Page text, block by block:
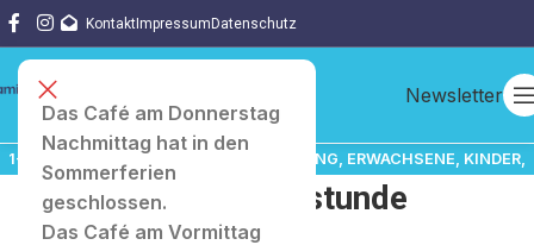
Das Café am Donnerstag
Nachmittag hat in den
Sommerferien
geschlossen.
Das Café am Vormittag
KontaktImpressumDatenschutz
Newsletter
1-3 JAHRE ANGEBOTE BERATUNG, ERWACHSENE, KINDER,
SCHWANGERE & BABY
Babysprechstunde